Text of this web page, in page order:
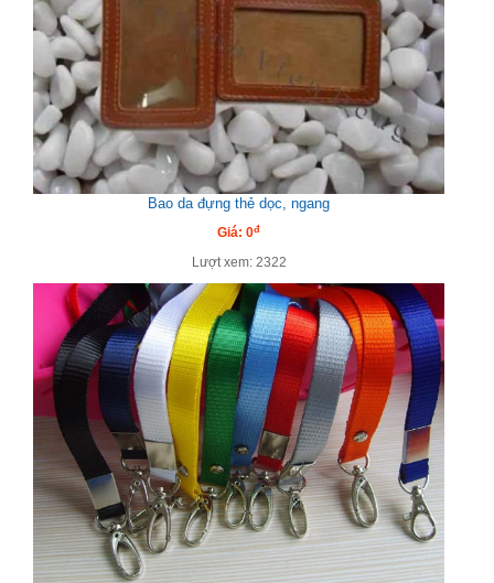
Bao da đựng thẻ dọc, ngang
Giá: 0đ
Lượt xem: 2322